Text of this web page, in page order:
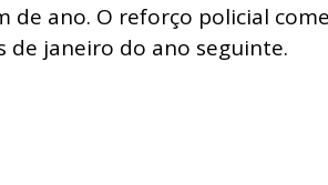
de ano. O reforço policial
de janeiro do ano seguinte.